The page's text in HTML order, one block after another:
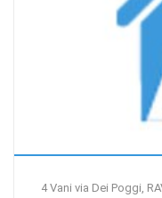
4 Vani via Dei Poggi,